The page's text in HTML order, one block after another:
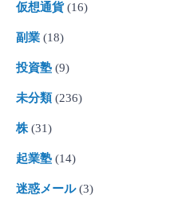
仮想通貨(16)
副業 (18)
投資塾 (9)
未分類 (236)
株 (31)
起業塾 (14)
迷惑メール(3)